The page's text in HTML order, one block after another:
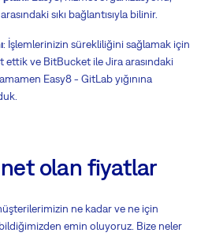
sıkı bağlantısıyla bilinir.
: İşlemlerinizin sürekliliğini sağlamak için
ettik ve BitBucket ile Jira arasındaki
Easy8 - GitLab yığınına
olan fiyatlar
ne kadar ve ne için
emin oluyoruz. Bize neler